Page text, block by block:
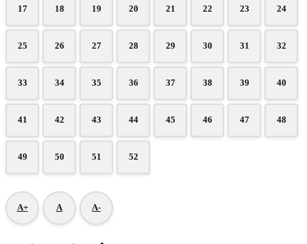
17 18 19 20 21 22 23 24
25 26 27 28 29 30 31 32
33 34 35 36 37 38 39 40
41 42 43 44 45 46 47 48
49 50 51 52
A+ A A-